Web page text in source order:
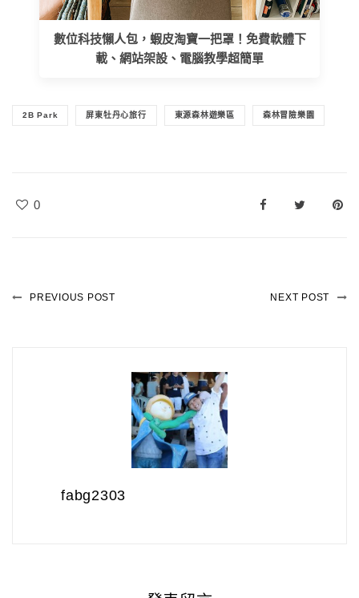
數位科技懶人包，蝦皮淘寶一把罩！免費軟體下
載、網站架設、電腦教學超簡單
2B Park 屏東牡丹心旅行 東源森林遊樂區 森林冒險樂園
0
PREVIOUS POST NEXT POST
fabg2303